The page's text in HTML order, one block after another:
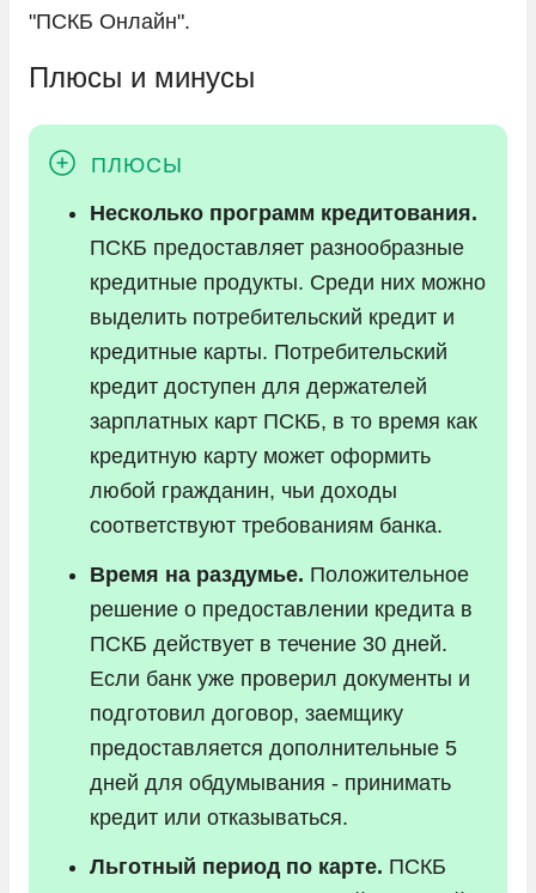
"ПСКБ Онлайн".
Плюсы и минусы
Несколько программ кредитования.
ПСКБ предоставляет разнообразные
кредитные продукты. Среди них можно
выделить потребительский кредит и
кредитные карты. Потребительский
кредит доступен для держателей
зарплатных карт ПСКБ, в то время как
кредитную карту может оформить
любой гражданин, чьи доходы
соответствуют требованиям банка.
Время на раздумье. Положительное
решение о предоставлении кредита в
ПСКБ действует в течение 30 дней.
Если банк уже проверил документы и
подготовил договор, заемщику
предоставляется дополнительные 5
дней для обдумывания - принимать
кредит или отказываться.
Льготный период по карте. ПСКБ